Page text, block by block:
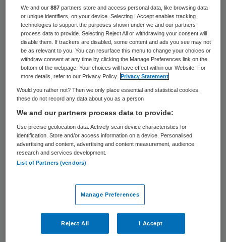
de compensatieregeling van
zorgverzekeraars.
Om de ziekenhuizen te ontlasten en mensen
met corona in een veilige omgeving te
kunnen verzorgen, zijn op veel plaatsen
tijdelijke zorglocaties ingericht. Deze
‘corona-units’ bevinden zich in bestaande
zorginstellingen, maar ook in bijvoorbeeld
hotels of op evenementenlocaties.
Zorgaanbieders maken extra kosten om
voor patiënten. Daarbij gaat het om kosten
voor extra of hoger opgeleid personeel,
beschermende kleding, het beschikbaar
We and our887 partners store and access personal data, like browsing data
or unique identifiers, on your device. Selecting I Accept enables tracking
technologies to support the purposes shown under we and our partners
process data to provide. Selecting Reject All or withdrawing your consent will
disable them. If trackers are disabled, some content and ads you see may not
be as relevant to you. You can resurface this menu to change your choices or
withdraw consent at any time by clicking the Manage Preferences link on the
bottom of the webpage. Your choices will have effect within our Website. For
more details, refer to our Privacy Policy.
Privacy Statement
Would you rather not? Then we only place essential and statistical cookies,
these do not record any data about you as a person
We and our partners process data to provide:
Use precise geolocation data. Actively scan device characteristics for
identification. Store and/or access information on a device. Personalised
advertising and content, advertising and content measurement, audience
research and services development.
List of Partners (vendors)
Manage Preferences
Reject All I Accept